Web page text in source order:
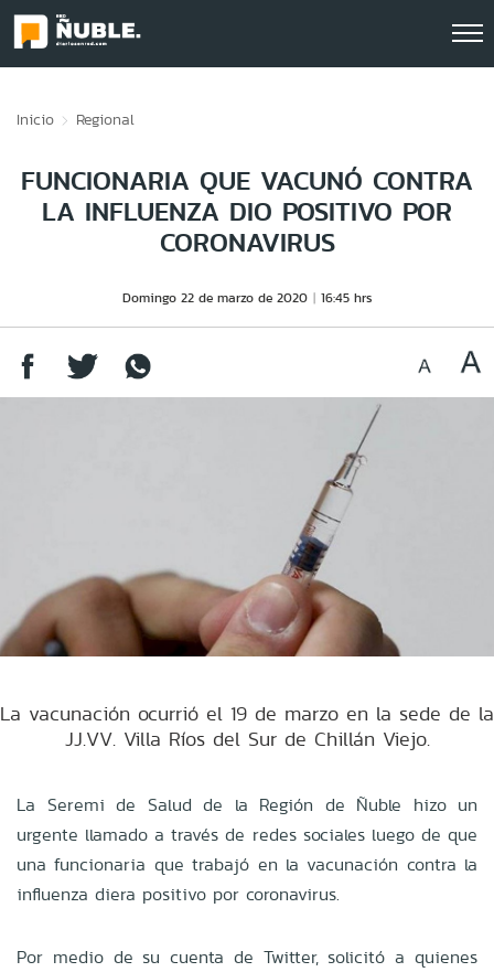
Inicio Regional
FUNCIONARIA QUE VACUNÓ CONTRA
LA INFLUENZA DIO POSITIVO POR
CORONAVIRUS
Domingo 22 de marzo de 2020 16:45 hrs
La vacunación ocurrió el 19 de marzo en la sede de la
JJ.VV. Villa Ríos del Sur de Chillán Viejo.
La Seremi de Salud de la Región de Ñuble hizo un
urgente llamado a través de redes sociales luego de que
una funcionaria que trabajó en la vacunación contra la
influenza diera positivo por coronavirus.
Por medio de su cuenta de Twitter, solicitó a quienes